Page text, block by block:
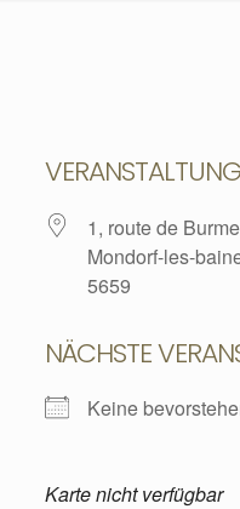
1, route de
Mondorf-les-
5659
NÄCHSTE
Keine
Karte nicht verfügbar